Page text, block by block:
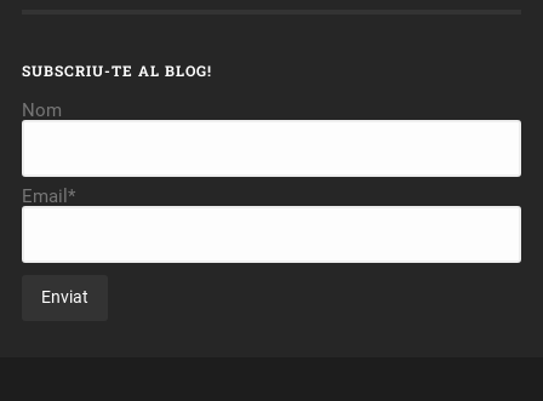
SUBSCRIU-TE AL BLOG!
Nom
Email*